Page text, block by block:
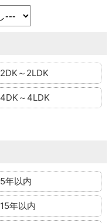
2DK～2LDK
4DK～4LDK
5年以内
15年以内